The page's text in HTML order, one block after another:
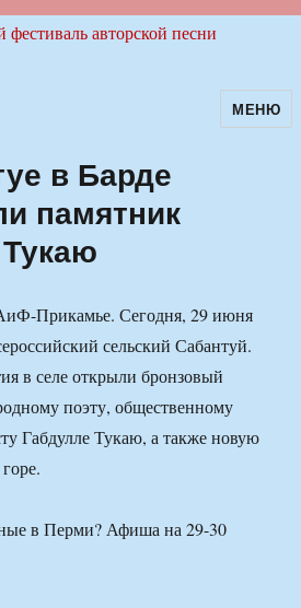
авторскойМЕНЮ
в Барде
памятник
Прикамье. Сегодня, 29 июня
сельский Сабантуй.
в селе открыли бронзовый
поэту, общественному
Габдулле Тукаю, а также новую
в Перми? Афиша на 29-30